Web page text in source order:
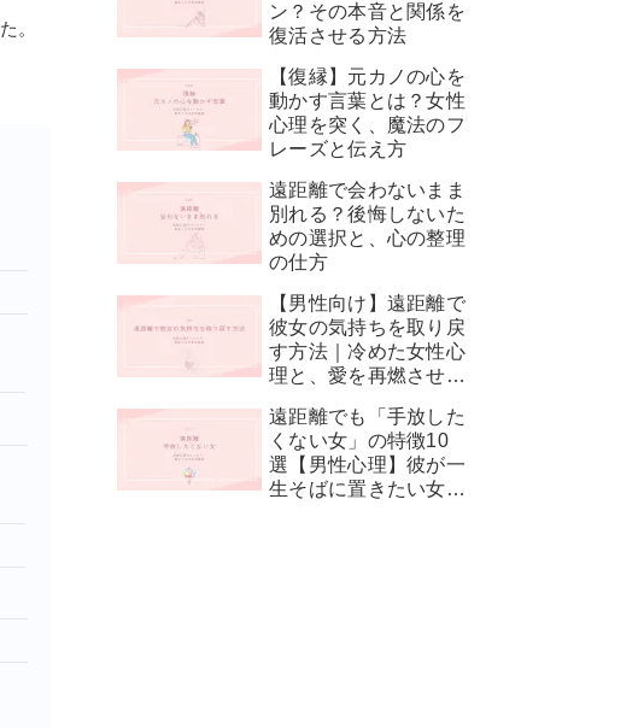
。
ン？その本音と関係を
復活させる方法
【復縁】元カノの心を
動かす言葉とは？女性
心理を突く、魔法のフ
レーズと伝え方
遠距離で会わないまま
別れる？後悔しないた
めの選択と、心の整理
の仕方
【男性向け】遠距離で
彼女の気持ちを取り戻
す方法｜冷めた女性心
理と、愛を再燃させる
遠距離でも「手放した
くない女」の特徴10
選【男性心理】彼が一
生そばに置きたい女性